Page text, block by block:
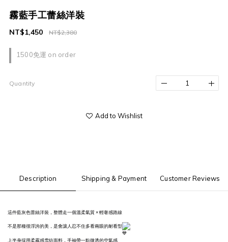
霧藍手工蕾絲洋裝
1500免運 on order
NT$2,380
NT$1,450
Quantity
Add to Wishlist
Description Shipping & Payment Customer Reviews
這件藍灰色蕾絲洋裝，整體走一個溫柔氣質 × 輕奢感路線
不是那種很浮誇的美，是會讓人忍不住多看兩眼的耐看型
上半身採用柔霧感雪紡面料，手袖帶一點微透的空氣感